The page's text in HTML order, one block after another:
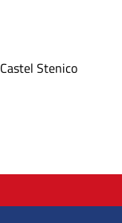
Castel Stenico